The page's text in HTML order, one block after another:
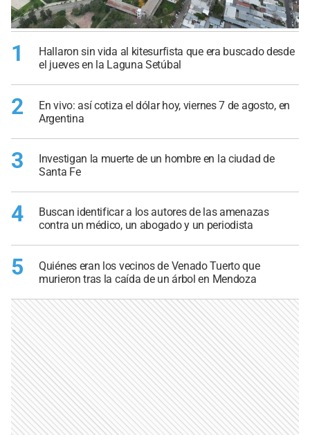
1
Hallaron sin vida al kitesurfista que era buscado desde
el jueves en la Laguna Setúbal
2
En vivo: así cotiza el dólar hoy, viernes 7 de agosto, en
Argentina
3
Investigan la muerte de un hombre en la ciudad de
Santa Fe
4
Buscan identificar a los autores de las amenazas
contra un médico, un abogado y un periodista
5
Quiénes eran los vecinos de Venado Tuerto que
murieron tras la caída de un árbol en Mendoza